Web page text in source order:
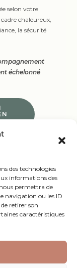
des technologies
informations des
permettra de
navigation ou les ID
retirer son
caractéristiques
selon votre
chaleureux,
la sécurité
échelonné